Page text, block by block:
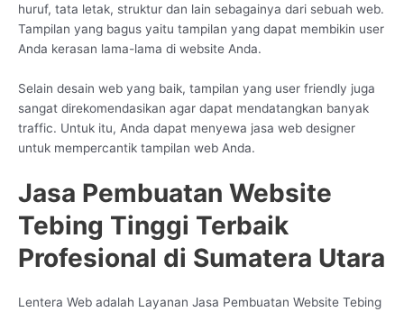
huruf, tata letak, struktur dan lain sebagainya dari sebuah web.
Tampilan yang bagus yaitu tampilan yang dapat membikin user
Anda kerasan lama-lama di website Anda.
Selain desain web yang baik, tampilan yang user friendly juga
sangat direkomendasikan agar dapat mendatangkan banyak
traffic. Untuk itu, Anda dapat menyewa jasa web designer
untuk mempercantik tampilan web Anda.
Jasa Pembuatan Website
Tebing Tinggi Terbaik
Profesional di Sumatera Utara
Lentera Web adalah Layanan Jasa Pembuatan Website Tebing